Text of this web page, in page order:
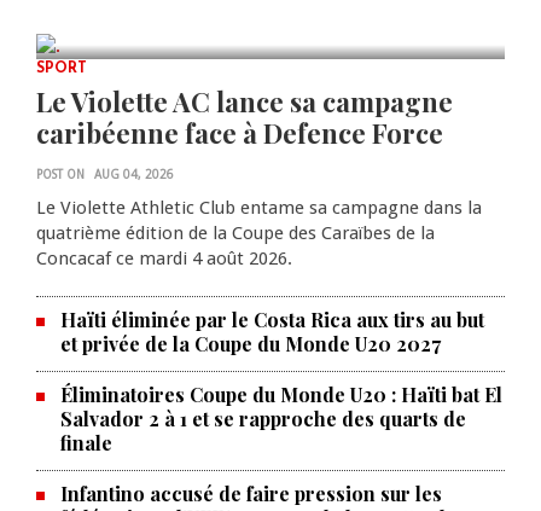
0 COMMENTS
SPORT
Le Violette AC lance sa campagne
caribéenne face à Defence Force
POST ON AUG 04, 2026
Le Violette Athletic Club entame sa campagne dans la
quatrième édition de la Coupe des Caraïbes de la
Concacaf ce mardi 4 août 2026.
Haïti éliminée par le Costa Rica aux tirs au but
et privée de la Coupe du Monde U20 2027
Éliminatoires Coupe du Monde U20 : Haïti bat El
Salvador 2 à 1 et se rapproche des quarts de
finale
Infantino accusé de faire pression sur les